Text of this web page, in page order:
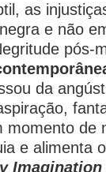
as
e não
pós-
da
momento de
e alimenta
Imagination